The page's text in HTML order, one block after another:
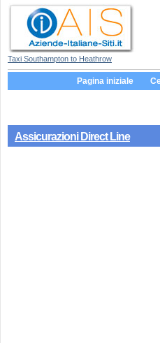
Taxi Southampton to Heathrow
Pagina iniziale
Assicurazioni Direct Line